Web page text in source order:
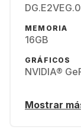
MEMORIA
16GB
GRÁFICOS
NVIDIA®
Mostrar